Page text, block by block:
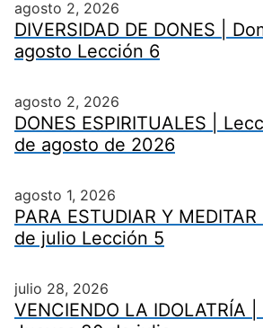
agosto 2, 2026
DIVERSIDAD DE DONES |
agosto Lección 6
agosto 2, 2026
DONES ESPIRITUALES |
de agosto de 2026
agosto 1, 2026
PARA ESTUDIAR Y
de julio Lección 5
julio 28, 2026
VENCIENDO LA IDOLATRÍA